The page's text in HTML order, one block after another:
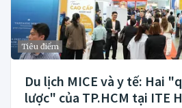
Tiêu điểm
Du lịch MICE và y tế: Hai
lược" của TP.HCM tại ITE